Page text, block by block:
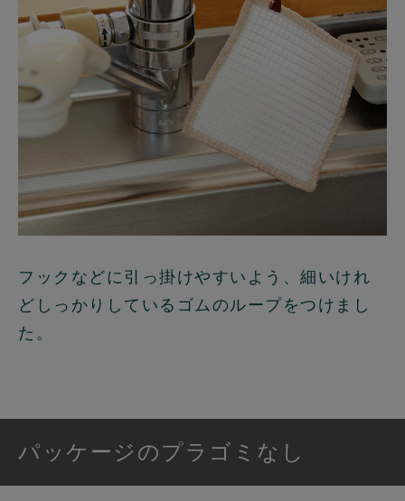
フックなどに引っ掛けやすいよう、細いけれ
どしっかりしているゴムのループをつけまし
た。
パッケージのプラゴミなし